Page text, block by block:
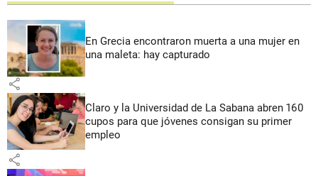
En Grecia encontraron muerta a una mujer en
una maleta: hay capturado
share
Claro y la Universidad de La Sabana abren 160
cupos para que jóvenes consigan su primer
empleo
share